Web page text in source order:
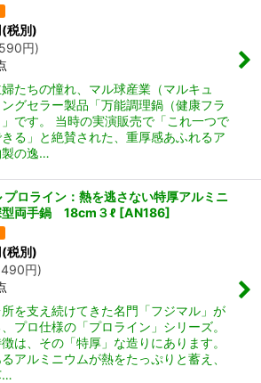
(税別)
円)
たちの憧れ、マル球産業（マルキュ
グセラー製品「万能調理鍋（健康フラ
です。 当時の実演販売で「これ一つで
る」と絶賛された、重厚感あふれるア
製の逸…
プロライン：熱を逃さない特厚アルミニ
型両手鍋 18cm３ℓ [AN186]
(税別)
円)
を支え続けてきた名門「フジマル」が
プロ仕様の「プロライン」シリーズ。
は、その「特厚」な造りにあります。
アルミニウムが熱をたっぷりと蓄え、
…